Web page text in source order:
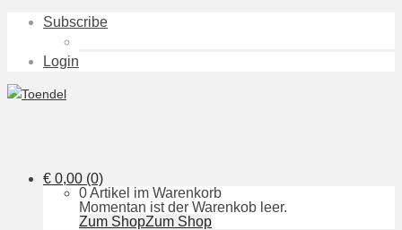
Subscribe
Login
€ 0,00 (0)
0 Artikel im Warenkorb
Momentan ist der Warenkob leer.
Zum ShopZum Shop